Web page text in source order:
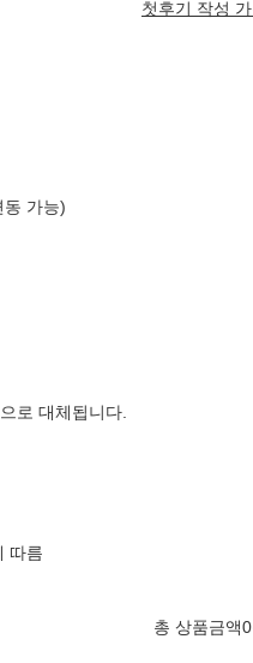
첫후기 작성
동 가능)
로 대체됩니다.
따름
총 상품금액0